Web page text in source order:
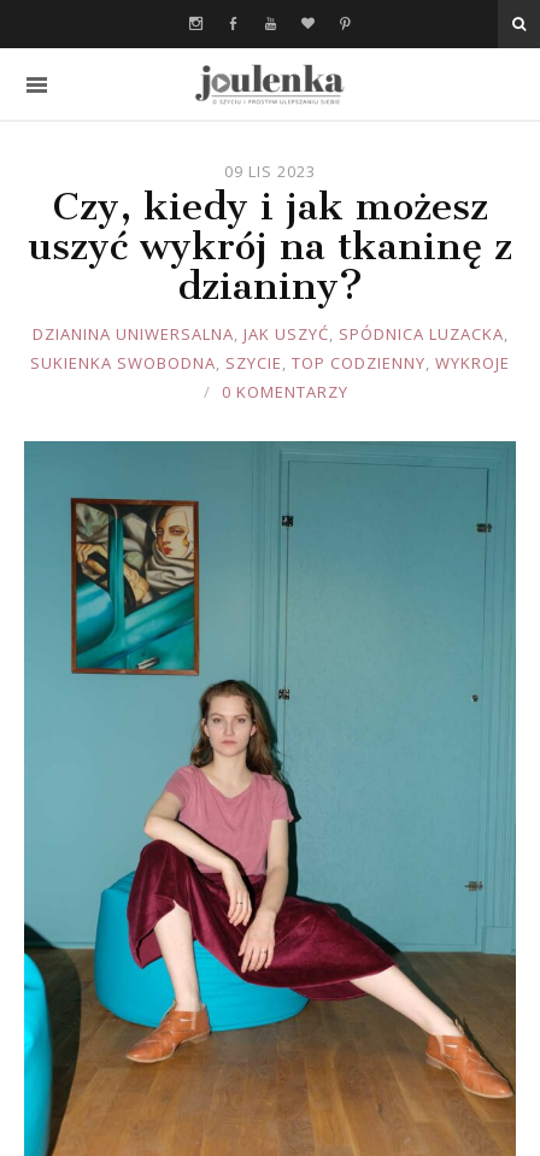
09 LIS 2023
Czy, kiedy i jak możesz
uszyć wykrój na tkaninę z
dzianiny?
JOULE
DZIANINA UNIWERSALNA, JAK USZYĆ, SPÓDNICA LUZACKA,
SUKIENKA SWOBODNA, SZYCIE, TOP CODZIENNY, WYKROJE
0 KOMENTARZY